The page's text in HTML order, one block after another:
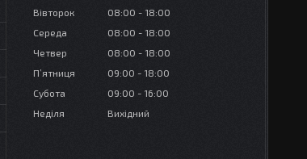
Вівторок
08:00
18:00
Середа
08:00
18:00
Четвер
08:00
18:00
Пʼятниця
09:00
18:00
Субота
09:00
16:00
Неділя
Вихідний